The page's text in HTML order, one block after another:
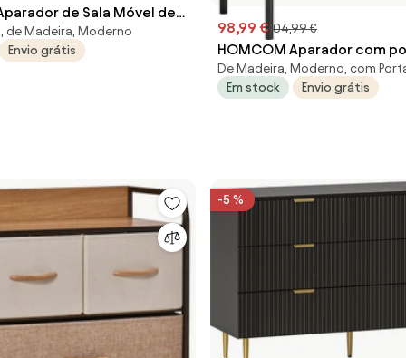
de Sala Móvel de
com Portas de
e Prateleiras Ajustáveis
de Madeira, Moderno
Envio grátis
98,99 € 104,99 €
HOMCOM Aparador com
to-Open, Armário de sala de
com pés metálicos, Armário
De Madeira, Moderno, com
Em stock
Envio grátis
-5 %